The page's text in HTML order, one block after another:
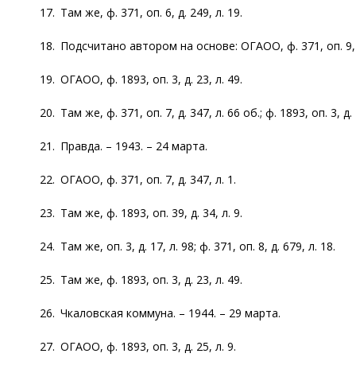
17. Там же, ф. 371, оп. 6, д. 249, л. 19.
18. Подсчитано автором на основе: ОГАОО, ф. 371, оп. 9,
19. ОГАОО, ф. 1893, оп. 3, д. 23, л. 49.
20. Там же, ф. 371, оп. 7, д. 347, л. 66 об.; ф. 1893, оп. 3, д.
21. Правда. – 1943. – 24 марта.
22. ОГАОО, ф. 371, оп. 7, д. 347, л. 1.
23. Там же, ф. 1893, оп. 39, д. 34, л. 9.
24. Там же, оп. 3, д. 17, л. 98; ф. 371, оп. 8, д. 679, л. 18.
25. Там же, ф. 1893, оп. 3, д. 23, л. 49.
26. Чкаловская коммуна. – 1944. – 29 марта.
27. ОГАОО, ф. 1893, оп. 3, д. 25, л. 9.